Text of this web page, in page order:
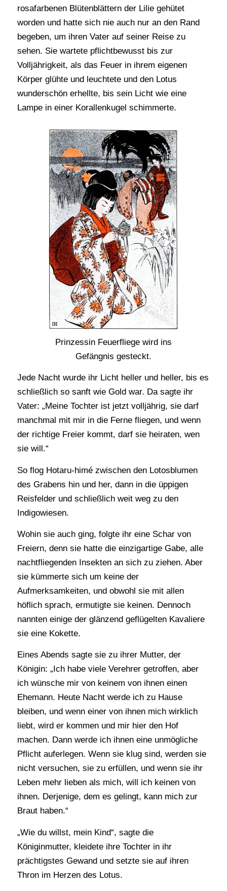
rosafarbenen Blütenblättern der Lilie gehütet
worden und hatte sich nie auch nur an den Rand
begeben, um ihren Vater auf seiner Reise zu
sehen. Sie wartete pflichtbewusst bis zur
Volljährigkeit, als das Feuer in ihrem eigenen
Körper glühte und leuchtete und den Lotus
wunderschön erhellte, bis sein Licht wie eine
Lampe in einer Korallenkugel schimmerte.
Prinzessin Feuerfliege wird ins
Gefängnis gesteckt.
Jede Nacht wurde ihr Licht heller und heller, bis es
schließlich so sanft wie Gold war. Da sagte ihr
Vater: „Meine Tochter ist jetzt volljährig, sie darf
manchmal mit mir in die Ferne fliegen, und wenn
der richtige Freier kommt, darf sie heiraten, wen
sie will.“
So flog Hotaru-himé zwischen den Lotosblumen
des Grabens hin und her, dann in die üppigen
Reisfelder und schließlich weit weg zu den
Indigowiesen.
Wohin sie auch ging, folgte ihr eine Schar von
Freiern, denn sie hatte die einzigartige Gabe, alle
nachtfliegenden Insekten an sich zu ziehen. Aber
sie kümmerte sich um keine der
Aufmerksamkeiten, und obwohl sie mit allen
höflich sprach, ermutigte sie keinen. Dennoch
nannten einige der glänzend geflügelten Kavaliere
sie eine Kokette.
Eines Abends sagte sie zu ihrer Mutter, der
Königin: „Ich habe viele Verehrer getroffen, aber
ich wünsche mir von keinem von ihnen einen
Ehemann. Heute Nacht werde ich zu Hause
bleiben, und wenn einer von ihnen mich wirklich
liebt, wird er kommen und mir hier den Hof
machen. Dann werde ich ihnen eine unmögliche
Pflicht auferlegen. Wenn sie klug sind, werden sie
nicht versuchen, sie zu erfüllen, und wenn sie ihr
Leben mehr lieben als mich, will ich keinen von
ihnen. Derjenige, dem es gelingt, kann mich zur
Braut haben.“
„Wie du willst, mein Kind“, sagte die
Königinmutter, kleidete ihre Tochter in ihr
prächtigstes Gewand und setzte sie auf ihren
Thron im Herzen des Lotus.